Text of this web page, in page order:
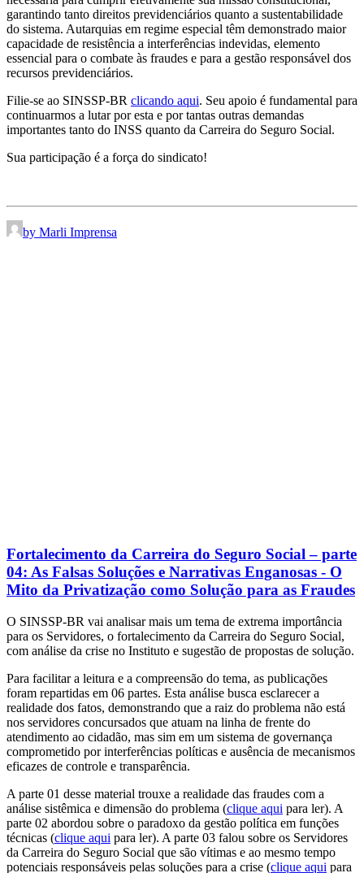
garantindo tanto direitos previdenciários quanto a sustentabilidade
do sistema. Autarquias em regime especial têm demonstrado maior
capacidade de resistência a interferências indevidas, elemento
essencial para o combate às fraudes e para a gestão responsável dos
recursos previdenciários.
Filie-se ao SINSSP-BR clicando aqui. Seu apoio é fundamental para
continuarmos a lutar por esta e por tantas outras demandas
importantes tanto do INSS quanto da Carreira do Seguro Social.
Sua participação é a força do sindicato!
by Marli Imprensa
Fortalecimento da Carreira do Seguro Social – parte
04: As Falsas Soluções e Narrativas Enganosas - O
Mito da Privatização como Solução para as Fraudes
O SINSSP-BR vai analisar mais um tema de extrema importância
para os Servidores, o fortalecimento da Carreira do Seguro Social,
com análise da crise no Instituto e sugestão de propostas de solução.
Para facilitar a leitura e a compreensão do tema, as publicações
foram repartidas em 06 partes. Esta análise busca esclarecer a
realidade dos fatos, demonstrando que a raiz do problema não está
nos servidores concursados que atuam na linha de frente do
atendimento ao cidadão, mas sim em um sistema de governança
comprometido por interferências políticas e ausência de mecanismos
eficazes de controle e transparência.
A parte 01 desse material trouxe a realidade das fraudes com a
análise sistêmica e dimensão do problema (clique aqui para ler). A
parte 02 abordou sobre o paradoxo da gestão política em funções
técnicas (clique aqui para ler). A parte 03 falou sobre os Servidores
da Carreira do Seguro Social que são vítimas e ao mesmo tempo
potenciais responsáveis pelas soluções para a crise (clique aqui para